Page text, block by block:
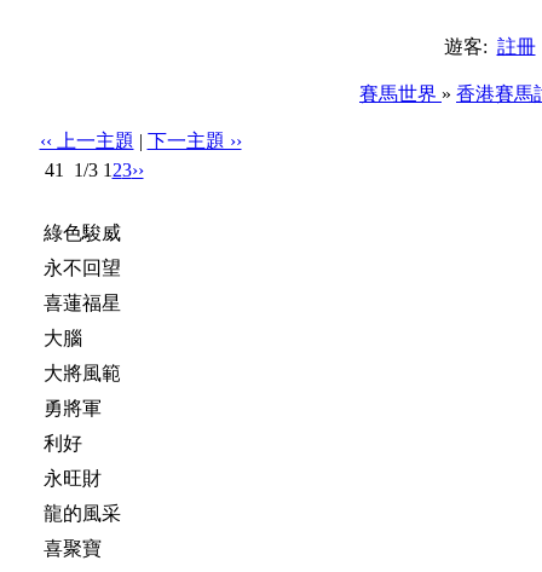
遊客: 註冊
賽馬世界 » 香港賽馬
‹‹ 上一主題 | 下一主題 ››
41
1/3 1 23››
綠色駿威
永不回望
喜蓮福星
大腦
大將風範
勇將軍
利好
永旺財
龍的風采
喜聚寶